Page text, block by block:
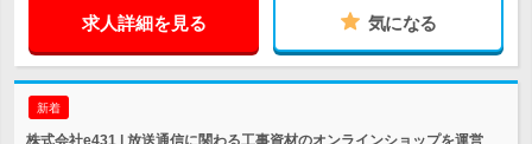
求人詳細を見る 気になる
新着
株式会社e431 | 放送通信に関わる工事資材のオンラインショップを運営